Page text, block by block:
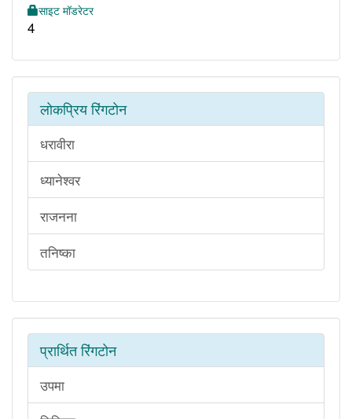
साइट मॉडरेटर
4
लोकप्रिय रिंगटोन
धरावीरा
ध्यानेश्वर
राजनना
तनिष्का
प्रार्थित रिंगटोन
उपमा